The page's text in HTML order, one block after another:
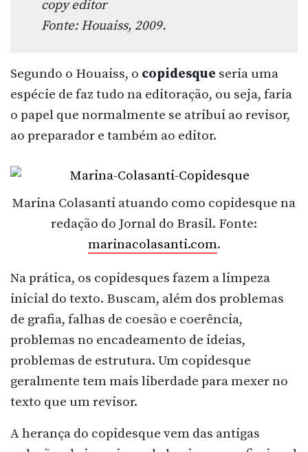
copy editor
Fonte: Houaiss, 2009.
Segundo o Houaiss, o copidesque seria uma
espécie de faz tudo na editoração, ou seja, faria
o papel que normalmente se atribui ao revisor,
ao preparador e também ao editor.
Marina Colasanti atuando como copidesque na
redação do Jornal do Brasil. Fonte:
marinacolasanti.com.
Na prática, os copidesques fazem a limpeza
inicial do texto. Buscam, além dos problemas
de grafia, falhas de coesão e coerência,
problemas no encadeamento de ideias,
problemas de estrutura. Um copidesque
geralmente tem mais liberdade para mexer no
texto que um revisor.
A herança do copidesque vem das antigas